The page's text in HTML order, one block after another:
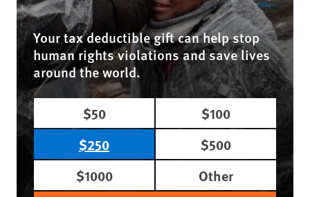
Your tax deductible gift can help stop
human rights violations and save lives
around the world.
$50
$100
$250
$500
$1000
Other